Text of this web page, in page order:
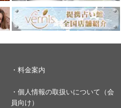
・料金案内
・個人情報の取扱いについて（会
員向け）